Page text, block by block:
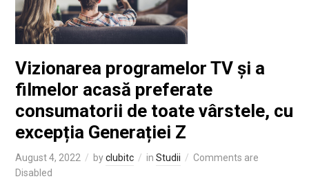
Vizionarea programelor TV și a
filmelor acasă preferate
consumatorii de toate vârstele, cu
excepția Generației Z
August 4, 2022 byclubitc in Studii
Comments are
Disabled